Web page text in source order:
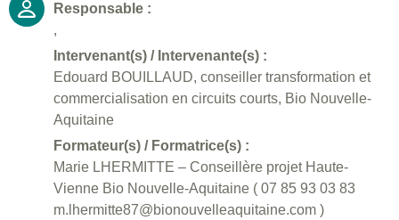
Responsable :
,
Intervenant(s) / Intervenante(s) :
Edouard BOUILLAUD, conseiller transformation et
commercialisation en circuits courts, Bio Nouvelle-
Aquitaine
Formateur(s) / Formatrice(s) :
Marie LHERMITTE – Conseillère projet Haute-
Vienne Bio Nouvelle-Aquitaine ( 07 85 93 03 83
m.lhermitte87@bionouvelleaquitaine.com )